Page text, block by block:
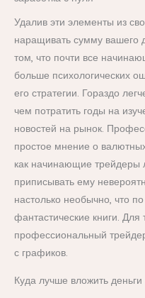
Удалив эти элементы из
наращивать сумму вашего
том, что почти все
больше психологических
его стратегии. Гораздо
чем потратить годы на
новостей на рынок.
простое мнение о
как начинающие трейдеры
приписывать ему
настолько необычно, что
фантастические книги. Для
профессиональный
с графиков.
Куда лучше вложить